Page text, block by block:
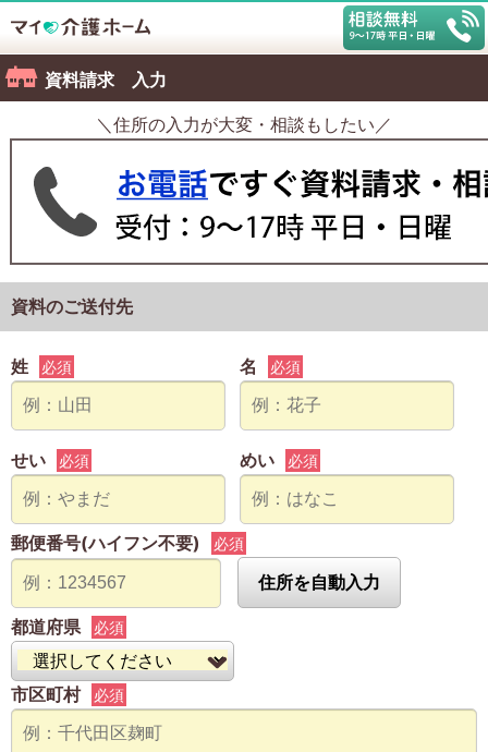
資料請求 入力
＼住所の入力が大変・相談もしたい／
資料のご送付先
姓 必須 名 必須
せい 必須 めい 必須
郵便番号(ハイフン不要) 必須
住所を自動入力
都道府県 必須
市区町村 必須